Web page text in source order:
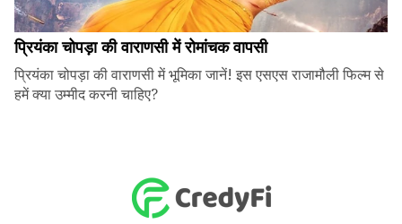
प्रियंका चोपड़ा की वाराणसी में रोमांचक वापसी
प्रियंका चोपड़ा की वाराणसी में भूमिका जानें! इस एसएस राजामौली फिल्म से
हमें क्या उम्मीद करनी चाहिए?